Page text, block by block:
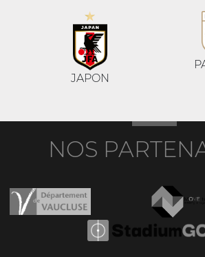
JAPON
NOS